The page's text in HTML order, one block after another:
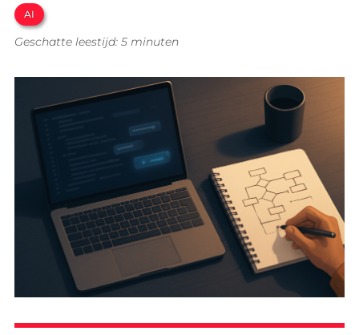
AI
Geschatte leestijd: 5 minuten